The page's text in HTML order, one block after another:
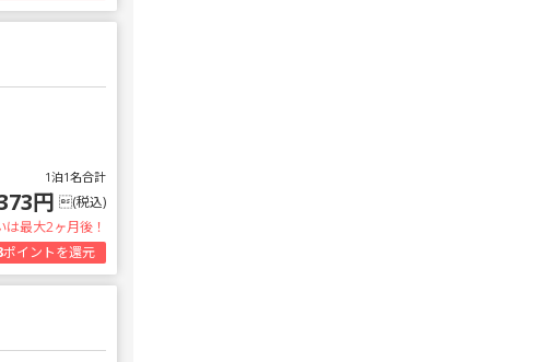
1泊1名合計
円 (税込)
は最大2ヶ月後！
ポイントを還元